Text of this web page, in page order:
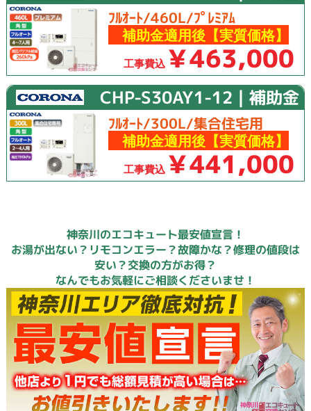
ﾌﾙｵｰﾄ/460L/ﾌﾟﾚﾐｱﾑ
補助金適用後【実質価格】
工事費込 ￥463,000
CHP-S30AY1-12｜補助金
ﾌﾙｵｰﾄ/300L/集合住宅用
補助金適用後【実質価格】
工事費込 ￥441,000
神奈川のエコキュート最安値宣言！
お湯が出ない？リモコンエラー？故障かな？修理の値段は
安い？交換の方がお得？
なんでもお気軽にご相談くださいませ！